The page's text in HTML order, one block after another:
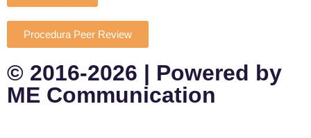
Procedura Peer Review
© 2016-2026 | Powered by
ME Communication